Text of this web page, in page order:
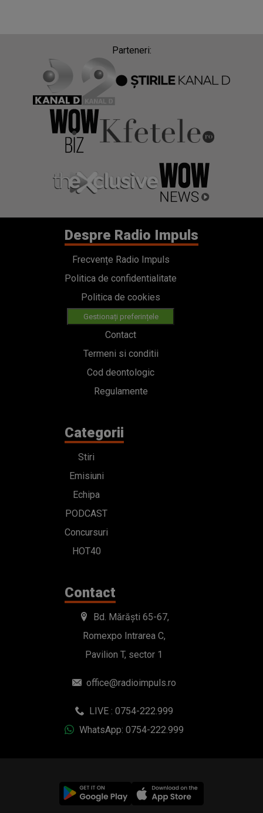
Parteneri:
Despre Radio Impuls
Frecvențe Radio Impuls
Politica de confidentialitate
Politica de cookies
Gestionați preferințele
Contact
Termeni si conditii
Cod deontologic
Regulamente
Categorii
Stiri
Emisiuni
Echipa
PODCAST
Concursuri
HOT40
Contact
Bd. Mărăști 65-67,
Romexpo Intrarea C,
Pavilion T, sector 1
office@radioimpuls.ro
LIVE : 0754-222.999
WhatsApp: 0754-222.999